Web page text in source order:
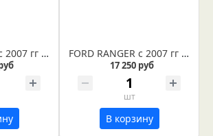
FORD RANGER с 2007 гг рессора задняя усиленная 7-ми листовая (Арт. IR 09-11ус) FORD RANGER с 2007 гг рессора задняя в сборе (Арт. IR 09-11в)
17 250 руб
шт
В корзину